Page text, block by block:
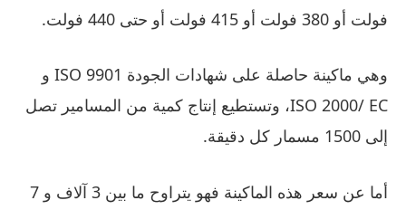
فولت أو 380 فولت أو 415 فولت أو حتى 440 فولت.
وهي ماكينة حاصلة على شهادات الجودة ISO 9901 و
ISO 2000/ EC، وتستطيع إنتاج كمية من المسامير تصل
إلى 1500 مسمار كل دقيقة.
أما عن سعر هذه الماكينة فهو يتراوح ما بين 3 آلاف و 7